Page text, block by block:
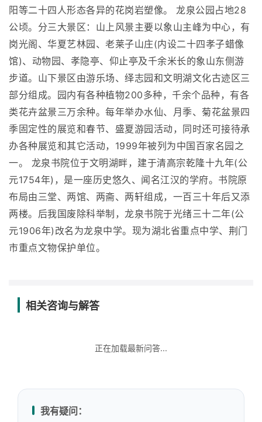
阳等二十四人形态各异的花岗岩塑像。 龙泉公园占地28
公顷。分三大景区：山上风景主要以象山主峰为中心，有
岗光阁、华夏艺林园、老莱子山庄(内设二十四孝子蜡像
馆)、动物园、孝隐亭、仰止亭及千余米长的象山东侧游
步道。山下景区由游乐场、绎志园和文明湖文化古迹区三
部分组成。园内有各种植物200多种，千余个品种，有各
类花卉盆景三万余种。每年举办水仙、月季、菊花盆景四
季固定性的展览和春节、盛夏游园活动，同时还可接待承
办各种展览和其它活动，1999年被列为中国百家名园之
一。 龙泉书院位于文明湖畔，建于清高宗乾隆十九年(公
元1754年)，是一座历史悠久、闻名江汉的学府。书院原
布局由三堂、两馆、两斋、两轩组成，一百三十年后又添
两楼。后我国废除科举制，龙泉书院于光绪三十二年(公
元1906年)改名为龙泉中学。现为湖北省重点中学、荆门
市重点文物保护单位。
相关咨询与解答
正在加载最新问答...
我有疑问：